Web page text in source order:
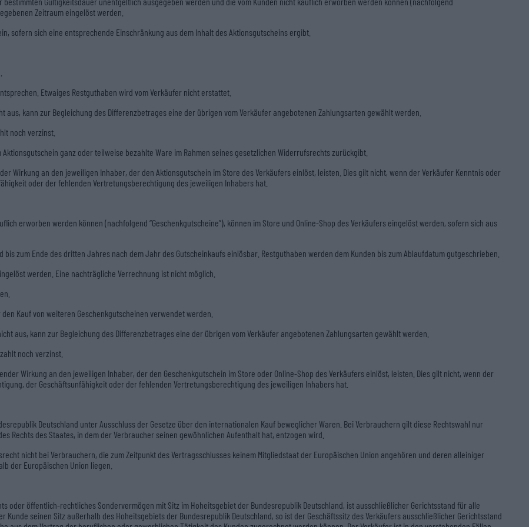
Zeitraum eingelöst werden.
sofern sich eine entsprechende Einschränkung aus dem Inhalt des Aktionsgutscheins ergibt.
Etwaiges Restguthaben wird vom Verkäufer nicht erstattet.
aus, kann zur Begleichung des Differenzbetrages eine der übrigen vom Verkäufer angebotenen Zahlungsarten gewählt werden.
noch verzinst.
ganz oder teilweise bezahlte Ware im Rahmen seines gesetzlichen Widerrufsrechts zurückgibt.
Wirkung an den jeweiligen Inhaber, der den Aktionsgutschein im Store des Verkäufers einlöst, leisten. Dies gilt nicht, wenn der Verkäufer Kenntnis oder
oder der fehlenden Vertretungsberechtigung des jeweiligen Inhabers hat.
erworben werden können (nachfolgend “Geschenkgutscheine”), können im Store und Online-Shop des Verkäufers eingelöst werden, sofern sich aus
zum Ende des dritten Jahres nach dem Jahr des Gutscheinkaufs einlösbar. Restguthaben werden dem Kunden bis zum Ablaufdatum gutgeschrieben.
werden. Eine nachträgliche Verrechnung ist nicht möglich.
Kauf von weiteren Geschenkgutscheinen verwendet werden.
aus, kann zur Begleichung des Differenzbetrages eine der übrigen vom Verkäufer angebotenen Zahlungsarten gewählt werden.
noch verzinst.
Wirkung an den jeweiligen Inhaber, der den Geschenkgutschein im Store oder Online-Shop des Verkäufers einlöst, leisten. Dies gilt nicht, wenn der
der Geschäftsunfähigkeit oder der fehlenden Vertretungsberechtigung des jeweiligen Inhabers hat.
Deutschland unter Ausschluss der Gesetze über den internationalen Kauf beweglicher Waren. Bei Verbrauchern gilt diese Rechtswahl nur
Rechts des Staates, in dem der Verbraucher seinen gewöhnlichen Aufenthalt hat, entzogen wird.
nicht bei Verbrauchern, die zum Zeitpunkt des Vertragsschlusses keinem Mitgliedstaat der Europäischen Union angehören und deren alleiniger
der Europäischen Union liegen.
oder öffentlich-rechtliches Sondervermögen mit Sitz im Hoheitsgebiet der Bundesrepublik Deutschland, ist ausschließlicher Gerichtsstand für alle
Kunde seinen Sitz außerhalb des Hoheitsgebiets der Bundesrepublik Deutschland, so ist der Geschäftssitz des Verkäufers ausschließlicher Gerichtsstand